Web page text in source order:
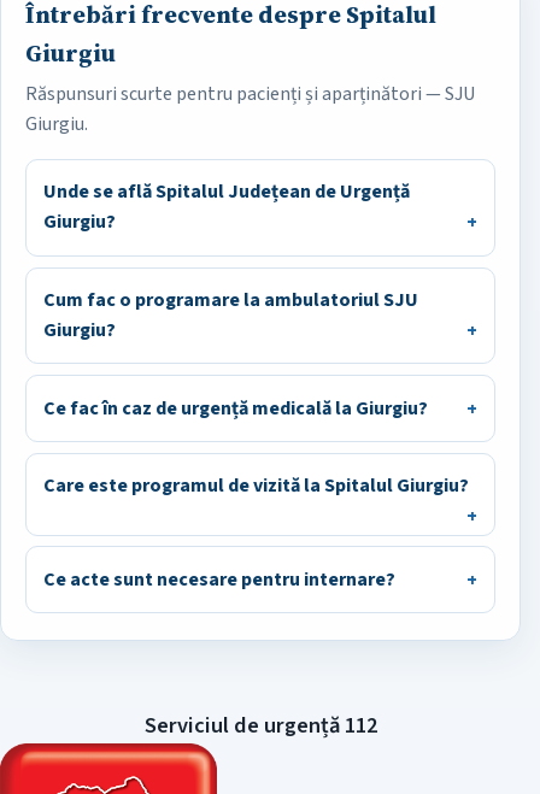
Întrebări frecvente despre Spitalul
Giurgiu
Răspunsuri scurte pentru pacienți și aparținători — SJU
Giurgiu.
Unde se află Spitalul Județean de Urgență
Giurgiu?
Cum fac o programare la ambulatoriul SJU
Giurgiu?
Ce fac în caz de urgență medicală la Giurgiu?
Care este programul de vizită la Spitalul Giurgiu?
Ce acte sunt necesare pentru internare?
Serviciul de urgență 112